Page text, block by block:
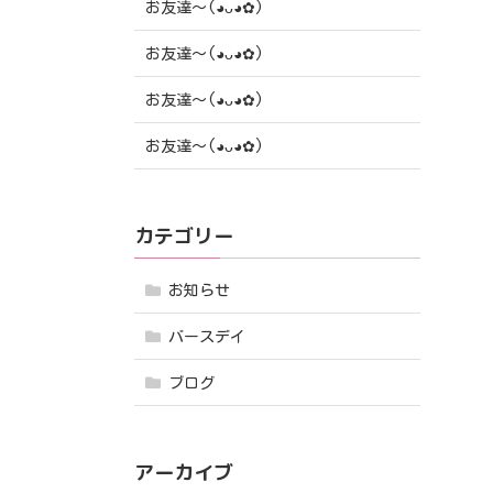
お友達〜(⁠◕⁠ᴗ⁠◕⁠✿⁠)
お友達〜(⁠◕⁠ᴗ⁠◕⁠✿⁠)
お友達〜(⁠◕⁠ᴗ⁠◕⁠✿⁠)
お友達〜(⁠◕⁠ᴗ⁠◕⁠✿⁠)
カテゴリー
お知らせ
バースデイ
ブログ
アーカイブ